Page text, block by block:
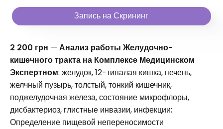
Запись на Скрининг
2 200 грн — Анализ работы Желудочно-
кишечного тракта на Комплексе Медицинском
Экспертном: желудок, 12-типалая кишка, печень,
желчный пузырь, толстый, тонкий кишечник,
поджелудочная железа, состояние микрофлоры,
дисбактериоз, глистные инвазии, инфекции;
Определение пищевой непереносимости